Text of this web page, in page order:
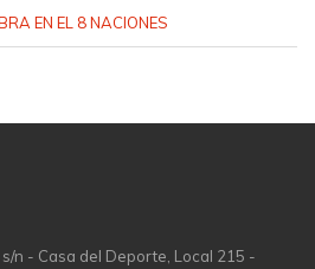
EN EL 8 NACIONES
n - Casa del Deporte, Local 215 -